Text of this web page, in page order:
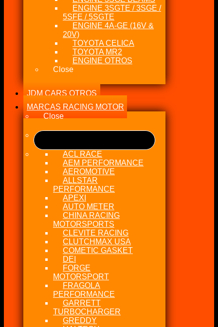
ENGINE 3SGTE / 3SGE /
5SFE / 5SGTE
ENGINE 4A-GE (16V &
20V)
TOYOTA CELICA
TOYOTA MR2
ENGINE OTROS
Close
JDM CARS OTROS
MARCAS RACING MOTOR
Close
ACL RACE
AEM PERFORMANCE
AEROMOTIVE
ALLSTAR
PERFORMANCE
APEXI
AUTO METER
CHINA RACING
MOTORSPORTS
CLEVITE RACING
CLUTCHMAX USA
COMETIC GASKET
DEI
FORGE
MOTORSPORT
FRAGOLA
PERFORMANCE
GARRETT
TURBOCHARGER
GREDDY